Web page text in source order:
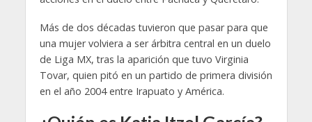
Más de dos décadas tuvieron que pasar para que
una mujer volviera a ser árbitra central en un duelo
de Liga MX, tras la aparición que tuvo Virginia
Tovar, quien pitó en un partido de primera división
en el año 2004 entre Irapuato y América.